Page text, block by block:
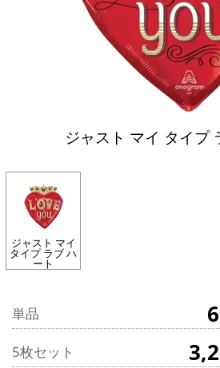
ジャスト マイ タイプ
ジャスト マイ
タイプ ラブ ハ
ート
単品
5枚セット